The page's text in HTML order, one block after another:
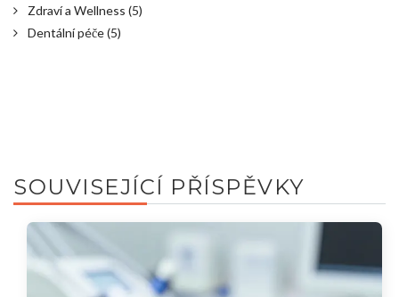
Zdraví a Wellness (5)
Dentální péče(5)
SOUVISEJÍCÍ PŘÍSPĚVKY